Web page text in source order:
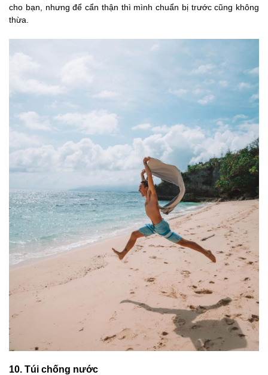
cho bạn, nhưng để cẩn thận thì mình chuẩn bị trước cũng không
thừa.
10. Túi chống nước